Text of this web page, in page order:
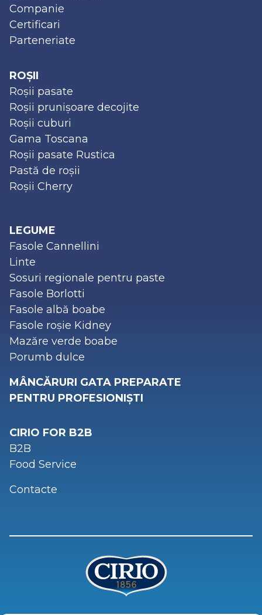
Companie
Certificari
Parteneriate
ROȘII
Roșii pasate
Roșii prunișoare decojite
Roșii cuburi
Gama Toscana
Roșii pasate Rustica
Pastă de roșii
Roșii Cherry
LEGUME
Fasole Cannellini
Linte
Sosuri regionale pentru paste
Fasole Borlotti
Fasole albă boabe
Fasole roșie Kidney
Mazăre verde boabe
Porumb dulce
MÂNCĂRURI GATA PREPARATE
PENTRU PROFESIONIȘTI
CIRIO FOR B2B
B2B
Food Service
Contacte